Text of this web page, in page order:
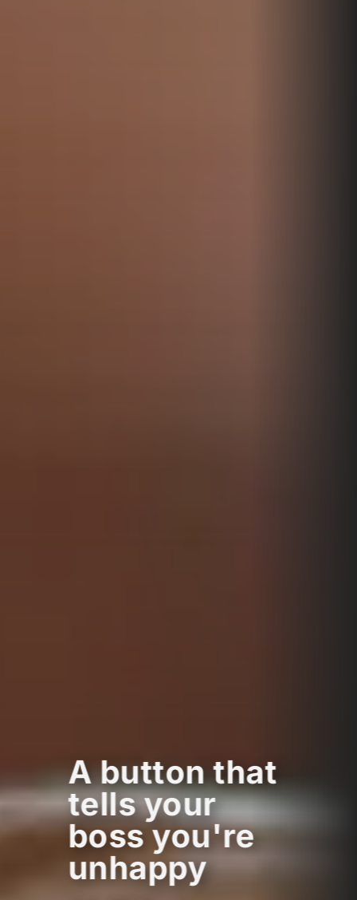
A button that
tells your
boss you're
unhappy